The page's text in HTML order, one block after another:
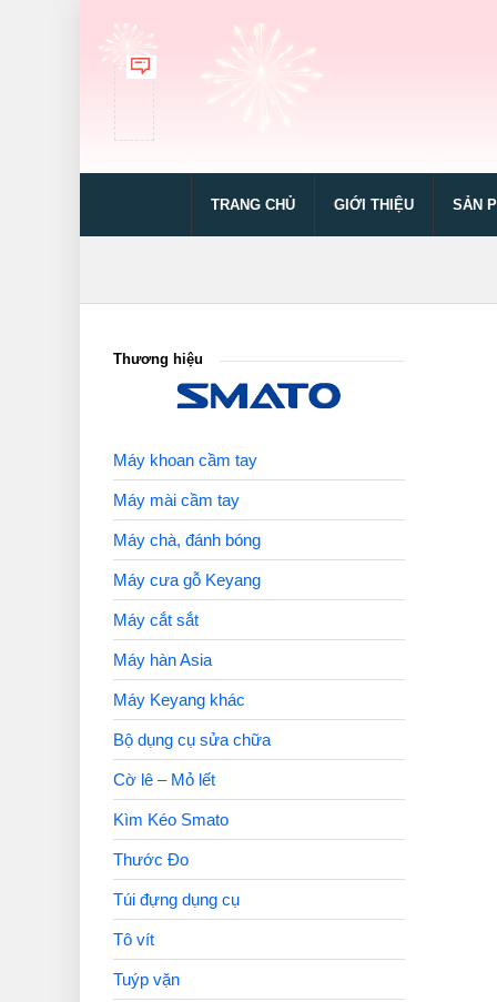
TRANG CHỦ GIỚI THIỆU SẢN
Thương hiệu
Máy khoan cầm tay
Máy mài cầm tay
Máy chà, đánh bóng
Máy cưa gỗ Keyang
Máy cắt sắt
Máy hàn Asia
Máy Keyang khác
Bộ dụng cụ sửa chữa
Cờ lê – Mỏ lết
Kìm Kéo Smato
Thước Đo
Túi đựng dụng cụ
Tô vít
Tuýp vặn